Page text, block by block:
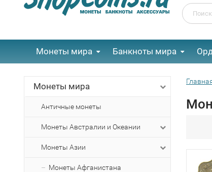
Монеты мира Банкноты мира
Монеты мира
Античные монеты
Монеты Австралии и Океании
Монеты Азии
Монеты Афганистана